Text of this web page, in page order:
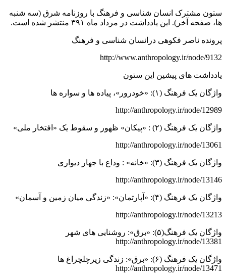
ستون مشترک انسان شناسی و فرهنگ با روزنامه شرق (سه شنبه
ها، صفحه آخر). این یادداشت در مرداد ماه ۳۹۱ منتشر شده است.
پرونده ناصر فکوهی درانسان شناسی و فرهنگ
http://www.anthropology.ir/node/9132
یادداشت های پیشین این ستون
واژگان یک فرهنگ (۱): «خودرور»، پیاده ها و سواره ها
http://anthropology.ir/node/12989
واژگان یک فرهنگ (۲) : «پیکان» ظهور و سقوط یک «افتخار ملی»
http://anthropology.ir/node/13061
واژگان یک فرهنگ (۳): «خانه» : وداع با جهار دیواری
http://anthropology.ir/node/13146
واژگان یک فرهنگ (۴): «آپارتمان»: «زندگی میان زمین و آسمان»
http://anthropology.ir/node/13213
واژگان یک فرهنگ(۵): «برق»: روشنایی های شهر
http://anthropology.ir/node/13381
واژگان یک فرهنگ (۶): «برق»: زندگی زیرچلچراغ ها
http://anthropology.ir/node/13471